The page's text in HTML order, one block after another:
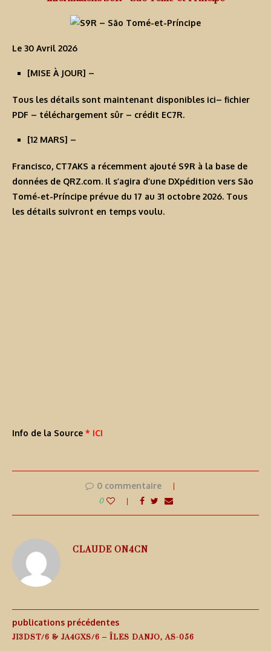
Le 30 Avril 2026
[MISE À JOUR] –
Tous les détails sont maintenant disponibles ici– fichier
PDF – téléchargement sûr – crédit EC7R.
[12 MARS] –
Francisco, CT7AKS a récemment ajouté S9R à la base de
données de QRZ.com. Il s’agira d’une DXpédition vers São
Tomé-et-Príncipe prévue du 17 au 31 octobre 2026. Tous
les détails suivront en temps voulu.
Info de la Source * ICI
0 commentaire
0
CLAUDE ON4CN
publications précédentes
JI3DST/6 & JA4GXS/6 – ÎLES DANJO, AS-056